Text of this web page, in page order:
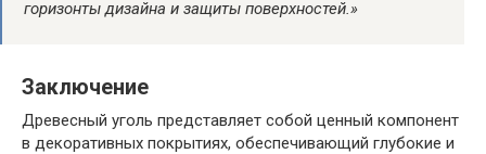
горизонты дизайна и защиты поверхностей.»
Заключение
Древесный уголь представляет собой ценный компонент
в декоративных покрытиях, обеспечивающий глубокие и